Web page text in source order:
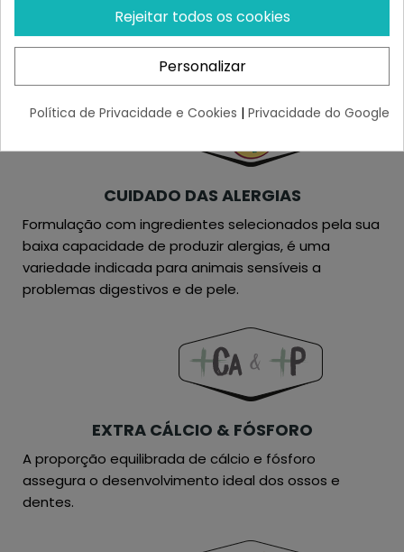
podem ser fonte de intolerâncias e alergias
alimentares. Por isso, prescindimos totalmente dos
CUIDADO DAS ALERGIAS
Formulação com ingredientes selecionados pela sua
baixa capacidade de produzir alergias, é uma
variedade indicada para animais sensíveis a
problemas digestivos e de pele.
EXTRA CÁLCIO & FÓSFORO
A proporção equilibrada de cálcio e fósforo
assegura o desenvolvimento ideal dos ossos e
dentes.
Rejeitar todos os cookies
Personalizar
Política de Privacidade e Cookies | Privacidade do Google